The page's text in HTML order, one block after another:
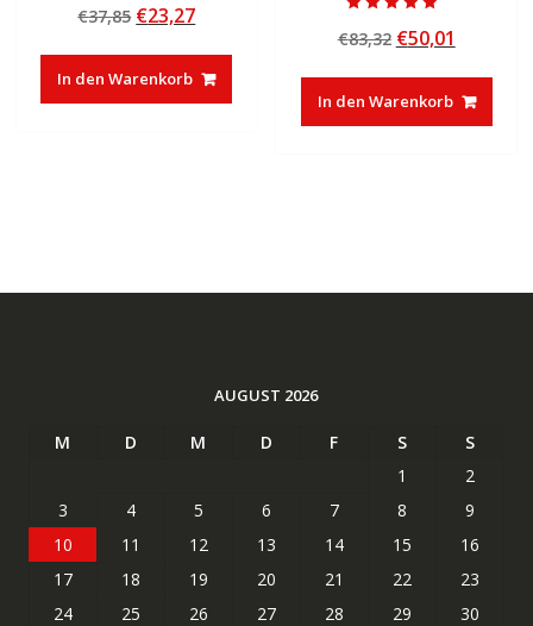
5.00
von 5
€37,85 Ursprünglicher
war:
€37,85
€23,27Aktueller
ist:
€23,27.
In den Warenkorb
5.00
von 5
€83,32 Ursprünglicher
war:
€83,32
€50,01
ist:
€50,01.
In den Warenkorb
AUGUST 2026
M D M D F S
S
1
2
3
4 5 6 7 8
9
10
11 12 13 14 15
16
17
18 19 20 21 22
23
24
25 26 27 28 29
30